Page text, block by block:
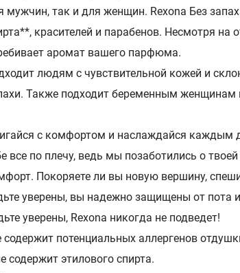
мужчин, так и для женщин. Rexona Без
красителей и парабенов. Несмотря на
аромат вашего парфюма.
людям с чувствительной кожей и
Также подходит беременным
с комфортом и наслаждайся каждым
все по плечу, ведь мы позаботились о
Покоряете ли вы новую вершину,
уверены, вы надежно защищены от пота
уверены, Rexona никогда не подведет!
содержит потенциальных аллергенов
содержит этилового спирта.